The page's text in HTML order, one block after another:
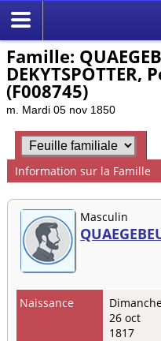
Famille:
DEKYTSPOTTER,
(F008745)
m. Mardi 05 nov 1850
Information sur la Famille
Masculin
Naissance
26 oct
1817